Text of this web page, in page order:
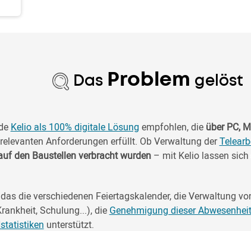
Das Problem gelöst
Kelio als 100% digitale Lösung empfohlen, die über PC,
Anforderungen erfüllt. Ob Verwaltung der
den Baustellen verbracht wurden– mit Kelio lassen sich
die verschiedenen Feiertagskalender, die Verwaltung
Schulung...), die Genehmigung dieser
unterstützt.